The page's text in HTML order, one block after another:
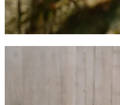
Mieste keliaukite paspirtuku
Atsisiųsti programėlę „Bolt“
Nuo Jumbo iki
Norite pasiekti Lordos
tinkamiausią transporto